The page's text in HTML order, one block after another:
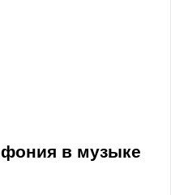
в музыке